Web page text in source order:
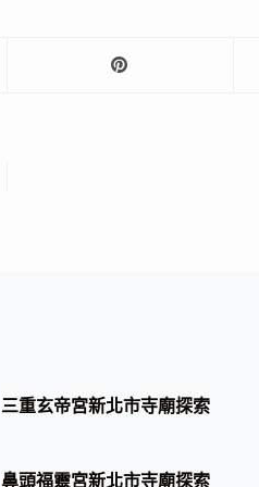
三重玄帝宮新北市寺廟探索
鼻頭福靈宮新北市寺廟探索